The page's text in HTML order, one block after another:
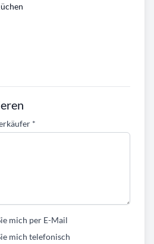
*
mich per E-Mail
mich telefonisch